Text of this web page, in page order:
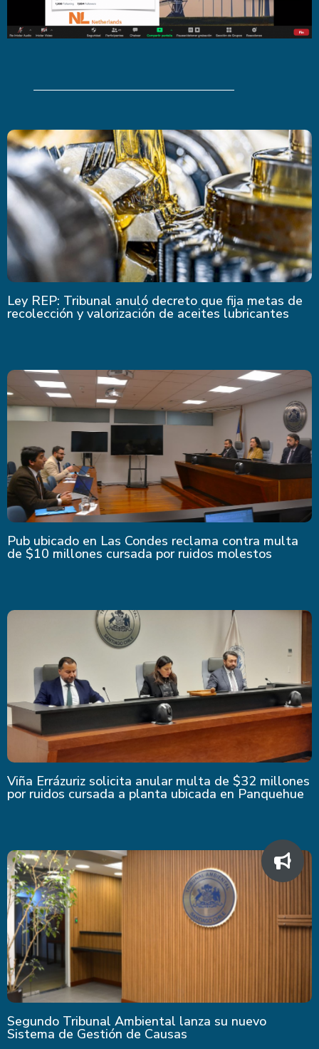
Ley REP: Tribunal anuló decreto que fija metas de
recolección y valorización de aceites lubricantes
Pub ubicado en Las Condes reclama contra multa
de $10 millones cursada por ruidos molestos
Viña Errázuriz solicita anular multa de $32 millones
por ruidos cursada a planta ubicada en Panquehue
Segundo Tribunal Ambiental lanza su nuevo
Sistema de Gestión de Causas